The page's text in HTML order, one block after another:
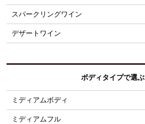
スパークリングワイン
デザートワイン
ボディタイプで選ぶ
ミディアムボディ
ミディアムフル